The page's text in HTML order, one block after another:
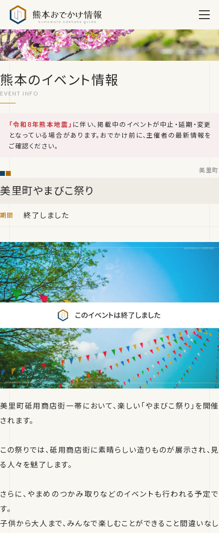
熊本のイベント情報
「令和8年熊本地震」 に伴い、掲載中のイベントが中止・延期・変更
となっている場合があります。おでかけ前に、主催者の最新情報を
ご確認ください。
美里町やまびこ祭り
美里町
終了しました
美里町砥用商店街一帯において、楽しい「やまびこ祭り」を開催
されます。
この祭りでは、砥用商店街に素晴らしい造りものが展示され、見
る人々を魅了します。
さらに、やまめのつかみ取りなどのイベントも行われる予定で
す。
子供から大人まで、みんなで楽しむことができること間違いなし